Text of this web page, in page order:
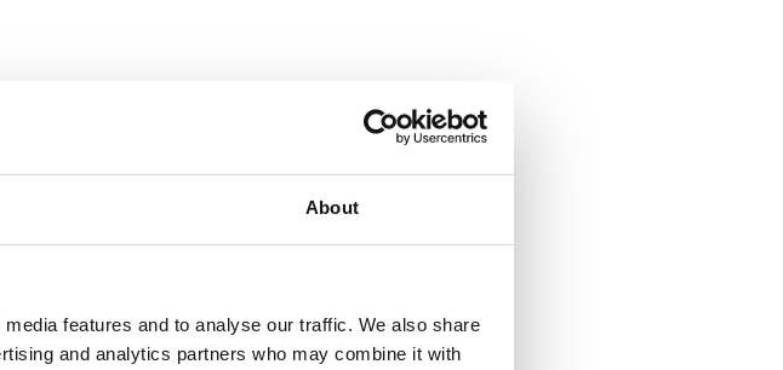
About
features and to analyse our traffic. We also share
and analytics partners who may combine it with